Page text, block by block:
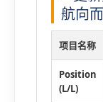
航向
项目名称
Position
(L/L)